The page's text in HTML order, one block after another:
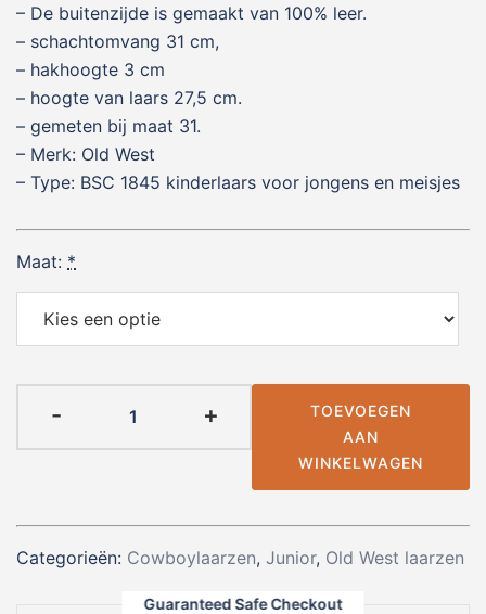
– De buitenzijde is gemaakt van 100% leer.
– schachtomvang 31 cm,
– hakhoogte 3 cm
– hoogte van laars 27,5 cm.
– gemeten bij maat 31.
– Merk: Old West
– Type: BSC 1845 kinderlaars voor jongens en meisjes
Maat: *
-
West
BSC1845
+
TOEVOEGEN
AAN
WINKELWAGEN
Categorieën: Cowboylaarzen, Junior, Old West laarzen
Guaranteed Safe Checkout